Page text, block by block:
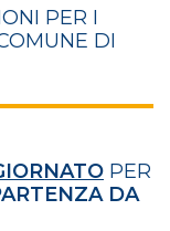
PER I
DI
PER
DA